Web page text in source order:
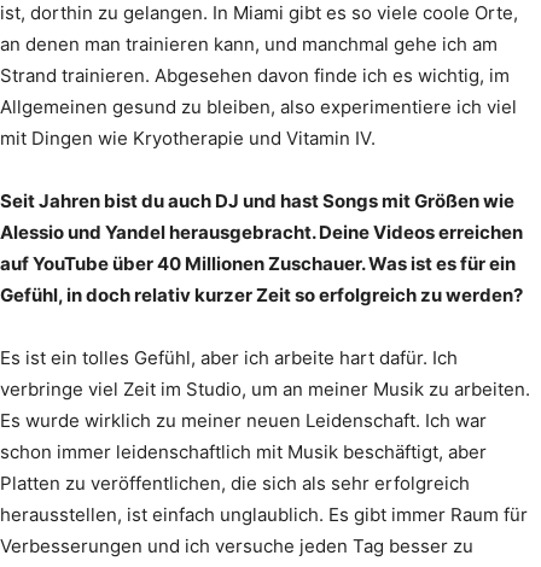
ist, dorthin zu gelangen. In Miami gibt es so viele coole Orte,
an denen man trainieren kann, und manchmal gehe ich am
Strand trainieren. Abgesehen davon finde ich es wichtig, im
Allgemeinen gesund zu bleiben, also experimentiere ich viel
mit Dingen wie Kryotherapie und Vitamin IV.
Seit Jahren bist du auch DJ und hast Songs mit Größen wie
Alessio und Yandel herausgebracht. Deine Videos erreichen
auf YouTube über 40 Millionen Zuschauer. Was ist es für ein
Gefühl, in doch relativ kurzer Zeit so erfolgreich zu werden?
Es ist ein tolles Gefühl, aber ich arbeite hart dafür. Ich
verbringe viel Zeit im Studio, um an meiner Musik zu arbeiten.
Es wurde wirklich zu meiner neuen Leidenschaft. Ich war
schon immer leidenschaftlich mit Musik beschäftigt, aber
Platten zu veröffentlichen, die sich als sehr erfolgreich
herausstellen, ist einfach unglaublich. Es gibt immer Raum für
Verbesserungen und ich versuche jeden Tag besser zu